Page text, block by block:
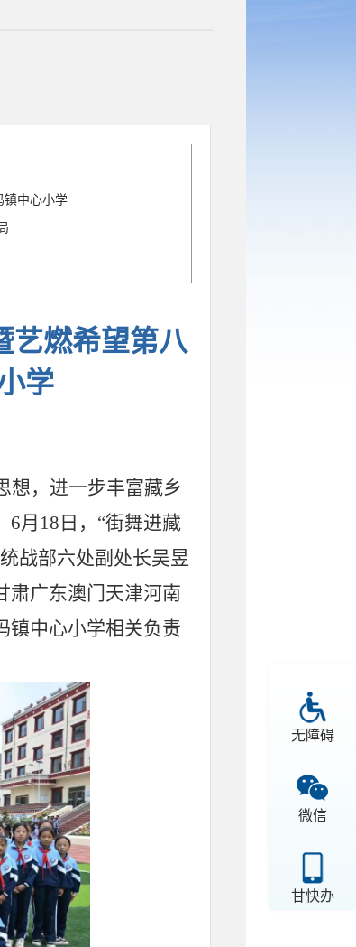
无障碍
微信
甘快办
镇中心小学
艺燃希望第八
学
想，进一步丰富藏乡
6月18日，“街舞进藏
战部六处副处长吴昱
肃广东澳门天津河南
镇中心小学相关负责